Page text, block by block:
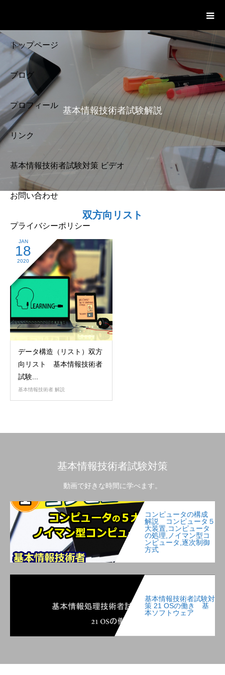
トップページ
ブログ
プロフィール
リンク
基本情報技術者試験対策 ビデオ
お問い合わせ
プライバシーポリシー
基本情報技術者試験解説
双方向リスト
JAN
18
2020
データ構造（リスト）双方
向リスト 基本情報技術者
試験...
基本情報技術者 解説
基本情報技術者試験対策
動画で好きな時間に学べます。
コンピュータの構成
解説 コンピュータ５
大装置,コンピュータ
の処理,ノイマン型コ
ンピュータ,逐次制御
方式
基本情報技術者試験対
策 21 OSの働き 基
本ソフトウェア